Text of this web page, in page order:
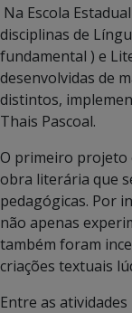
Na Escola
disciplinas de
fundamental ) e
desenvolvidas de
distintos,
Thais Pascoal.
O primeiro projeto
obra literária que
pedagógicas. Por
não apenas
também foram
criações textuais
Entre as